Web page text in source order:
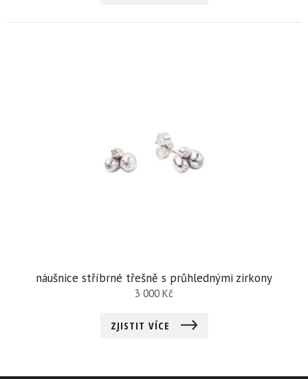
náušnice stříbrné třešně s průhlednými zirkony
3 000 Kč
ZJISTIT VÍCE